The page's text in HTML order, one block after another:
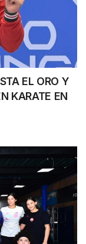
EL ORO Y
KARATE EN